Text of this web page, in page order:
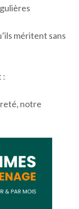
méritent sans
:
notre